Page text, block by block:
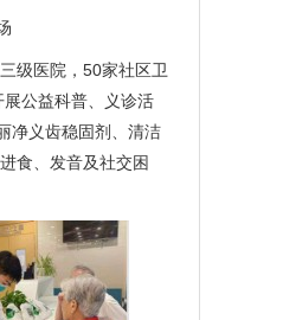
级医院，50家社区卫
公益科普、义诊活
净义齿稳固剂、清洁
食、发音及社交困